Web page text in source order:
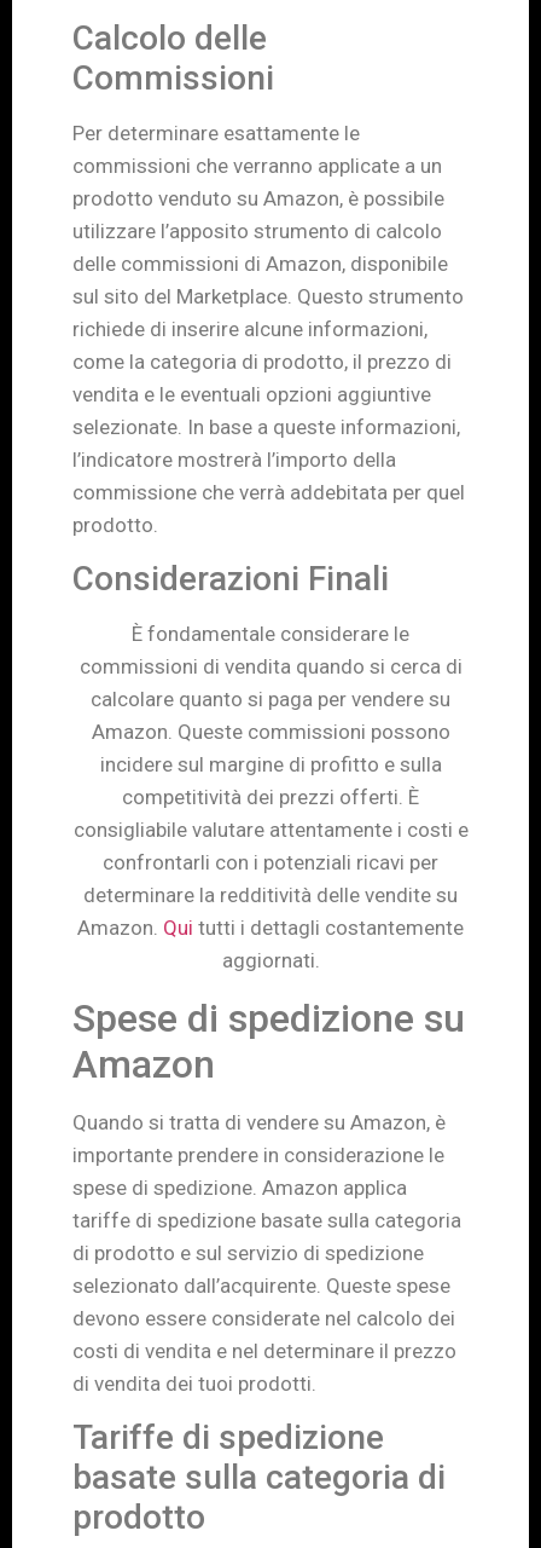
Calcolo delle
Commissioni
Per determinare esattamente le
commissioni che verranno applicate a un
prodotto venduto su Amazon, è possibile
utilizzare l’apposito strumento di calcolo
delle commissioni di Amazon, disponibile
sul sito del Marketplace. Questo strumento
richiede di inserire alcune informazioni,
come la categoria di prodotto, il prezzo di
vendita e le eventuali opzioni aggiuntive
selezionate. In base a queste informazioni,
l’indicatore mostrerà l’importo della
commissione che verrà addebitata per quel
prodotto.
Considerazioni Finali
È fondamentale considerare le
commissioni di vendita quando si cerca di
calcolare quanto si paga per vendere su
Amazon. Queste commissioni possono
incidere sul margine di profitto e sulla
competitività dei prezzi offerti. È
consigliabile valutare attentamente i costi e
confrontarli con i potenziali ricavi per
determinare la redditività delle vendite su
Amazon. Qui tutti i dettagli costantemente
aggiornati.
Spese di spedizione su
Amazon
Quando si tratta di vendere su Amazon, è
importante prendere in considerazione le
spese di spedizione. Amazon applica
tariffe di spedizione basate sulla categoria
di prodotto e sul servizio di spedizione
selezionato dall’acquirente. Queste spese
devono essere considerate nel calcolo dei
costi di vendita e nel determinare il prezzo
di vendita dei tuoi prodotti.
Tariffe di spedizione
basate sulla categoria di
prodotto